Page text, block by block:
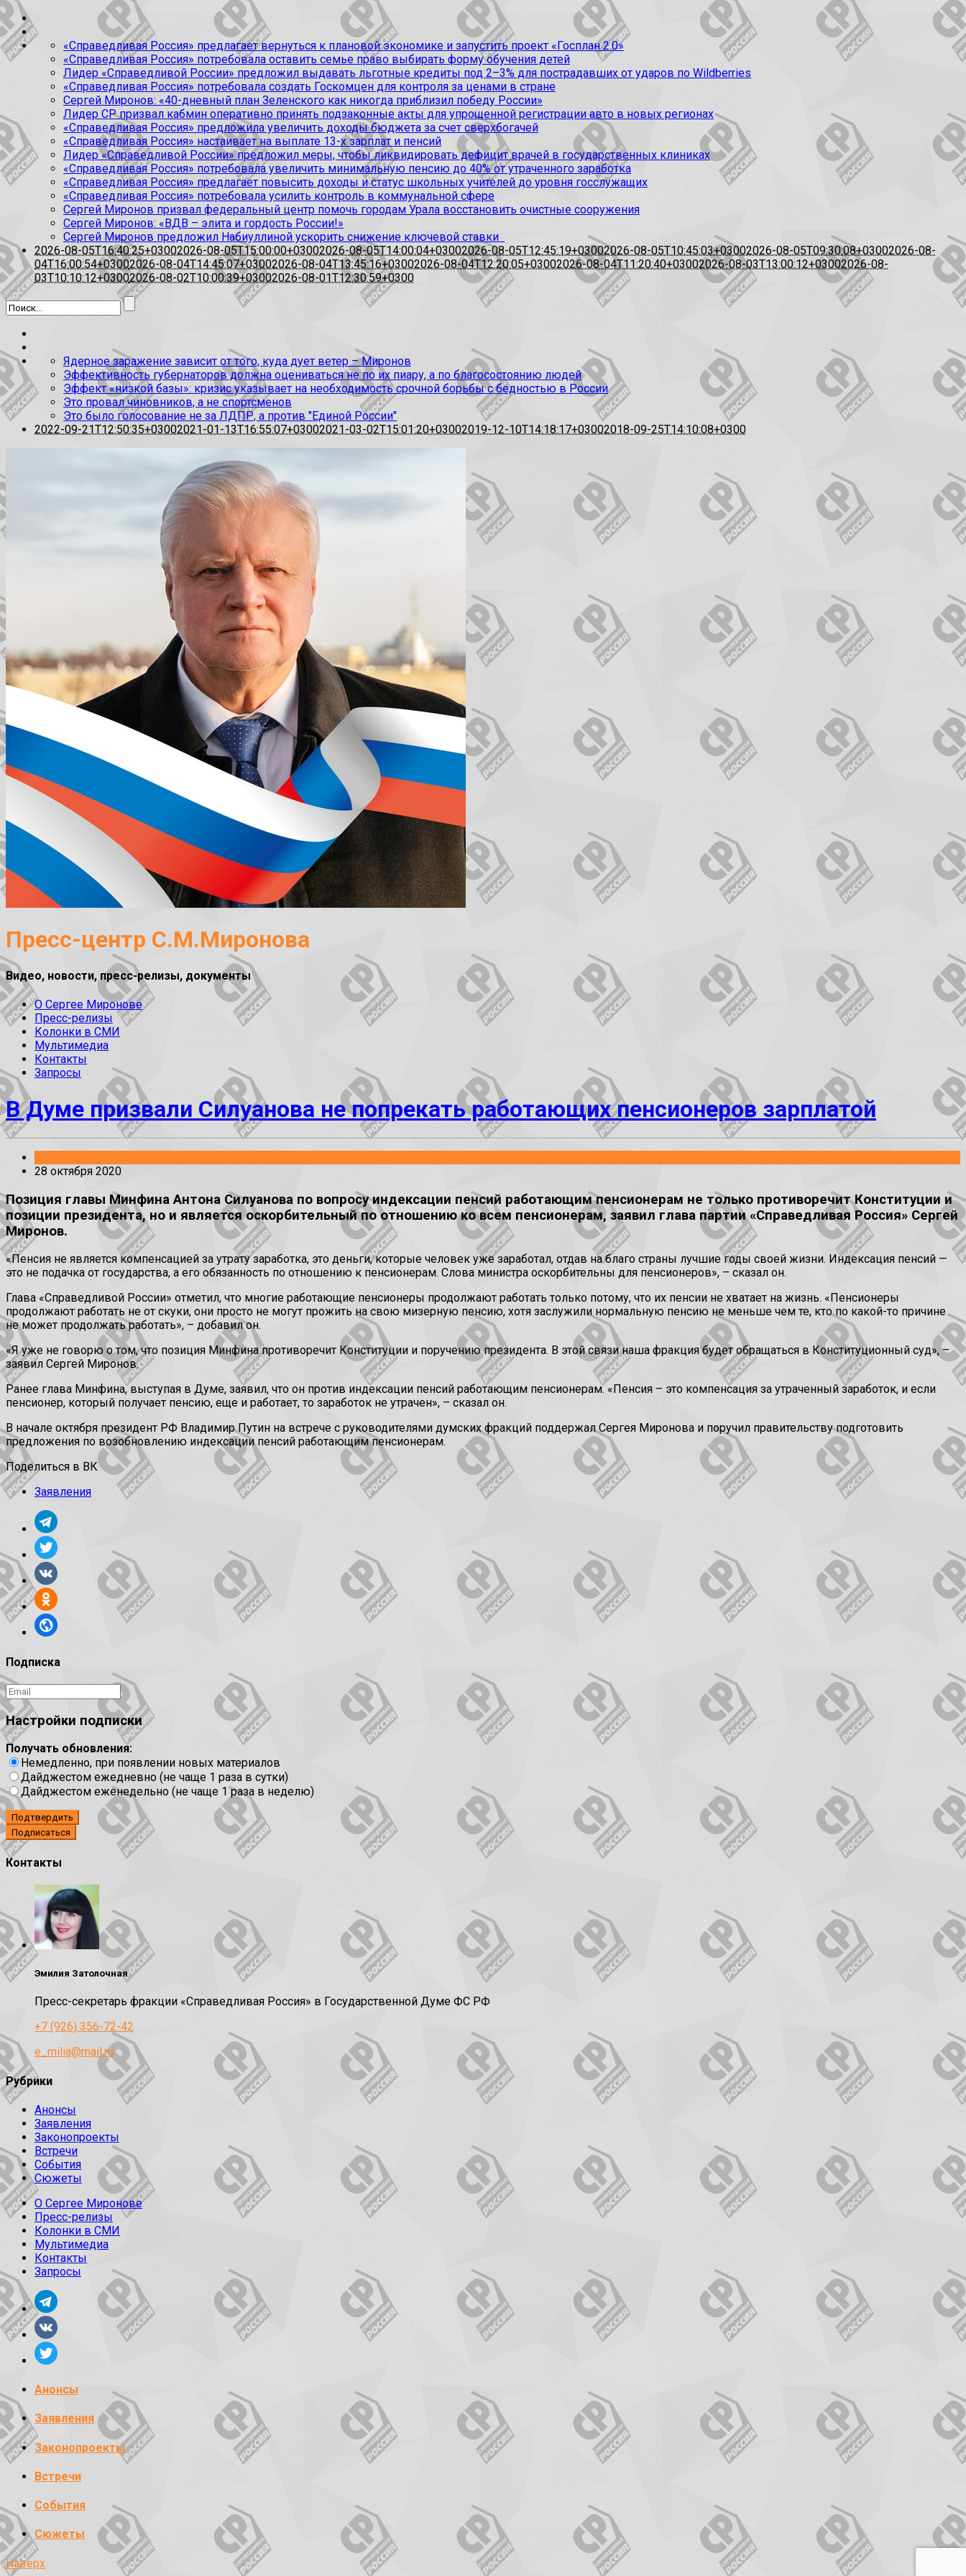
«Справедливая Россия» предлагает вернуться к плановой экономике и запустить проект «Госплан 2.0»
«Справедливая Россия» потребовала оставить семье право выбирать форму обучения детей
Лидер «Справедливой России» предложил выдавать льготные кредиты под 2–3% для пострадавших от ударов по Wildberries
«Справедливая Россия» потребовала создать Госкомцен для контроля за ценами в стране
Сергей Миронов: «40-дневный план Зеленского как никогда приблизил победу России»
Лидер СР призвал кабмин оперативно принять подзаконные акты для упрощенной регистрации авто в новых регионах
«Справедливая Россия» предложила увеличить доходы бюджета за счет сверхбогачей
«Справедливая Россия» настаивает на выплате 13-х зарплат и пенсий
Лидер «Справедливой России» предложил меры, чтобы ликвидировать дефицит врачей в государственных клиниках
«Справедливая Россия» потребовала увеличить минимальную пенсию до 40% от утраченного заработка
«Справедливая Россия» предлагает повысить доходы и статус школьных учителей до уровня госслужащих
«Справедливая Россия» потребовала усилить контроль в коммунальной сфере
Сергей Миронов призвал федеральный центр помочь городам Урала восстановить очистные сооружения
Сергей Миронов: «ВДВ – элита и гордость России!»
Сергей Миронов предложил Набиуллиной ускорить снижение ключевой ставки
2026-08-05T16:40:25+03002026-08-05T15:00:00+03002026-08-05T14:00:04+03002026-08-05T12:45:19+03002026-08-05T10:45:03+03002026-08-05T09:30:08+03002026-08-
04T16:00:54+03002026-08-04T14:45:07+03002026-08-04T13:45:16+03002026-08-04T12:20:05+03002026-08-04T11:20:40+03002026-08-03T13:00:12+03002026-08-
03T10:10:12+03002026-08-02T10:00:39+03002026-08-01T12:30:59+0300
Ядерное заражение зависит от того, куда дует ветер – Миронов
Эффективность губернаторов должна оцениваться не по их пиару, а по благосостоянию людей
Эффект «низкой базы»: кризис указывает на необходимость срочной борьбы с бедностью в России
Это провал чиновников, а не спортсменов
Это было голосование не за ЛДПР, а против "Единой России"
2022-09-21T12:50:35+03002021-01-13T16:55:07+03002021-03-02T15:01:20+03002019-12-10T14:18:17+03002018-09-25T14:10:08+0300
Пресс-центр С.М.Миронова
Видео, новости, пресс-релизы, документы
О Сергее Миронове
Пресс-релизы
Колонки в СМИ
Мультимедиа
Контакты
Запросы
В Думе призвали Силуанова не попрекать работающих пенсионеров зарплатой
28 октября 2020
Позиция главы Минфина Антона Силуанова по вопросу индексации пенсий работающим пенсионерам не только противоречит Конституции и
позиции президента, но и является оскорбительный по отношению ко всем пенсионерам, заявил глава партии «Справедливая Россия» Сергей
Миронов.
«Пенсия не является компенсацией за утрату заработка, это деньги, которые человек уже заработал, отдав на благо страны лучшие годы своей жизни. Индексация пенсий —
это не подачка от государства, а его обязанность по отношению к пенсионерам. Слова министра оскорбительны для пенсионеров», – сказал он.
Глава «Справедливой России» отметил, что многие работающие пенсионеры продолжают работать только потому, что их пенсии не хватает на жизнь. «Пенсионеры
продолжают работать не от скуки, они просто не могут прожить на свою мизерную пенсию, хотя заслужили нормальную пенсию не меньше чем те, кто по какой-то причине
не может продолжать работать», – добавил он.
«Я уже не говорю о том, что позиция Минфина противоречит Конституции и поручению президента. В этой связи наша фракция будет обращаться в Конституционный суд», –
заявил Сергей Миронов.
Ранее глава Минфина, выступая в Думе, заявил, что он против индексации пенсий работающим пенсионерам. «Пенсия – это компенсация за утраченный заработок, и если
пенсионер, который получает пенсию, еще и работает, то заработок не утрачен», – сказал он.
В начале октября президент РФ Владимир Путин на встрече с руководителями думских фракций поддержал Сергея Миронова и поручил правительству подготовить
предложения по возобновлению индексации пенсий работающим пенсионерам.
Поделиться в ВК
Заявления
Подписка
Настройки подписки
Получать обновления:
Немедленно, при появлении новых материалов
Дайджестом ежедневно (не чаще 1 раза в сутки)
Дайджестом еженедельно (не чаще 1 раза в неделю)
Подтвердить
Контакты
Эмилия Затолочная
Пресс-секретарь фракции «Справедливая Россия» в Государственной Думе ФС РФ
+7 (926) 356-72-42
e_milia@mail.ru
Рубрики
Анонсы
Заявления
Законопроекты
Встречи
События
Сюжеты
О Сергее Миронове
Пресс-релизы
Колонки в СМИ
Мультимедиа
Контакты
Запросы
Анонсы
Заявления
Законопроекты
Встречи
События
Сюжеты
Наверх